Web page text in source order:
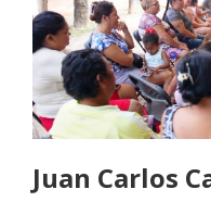
Juan Carlos